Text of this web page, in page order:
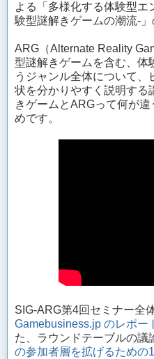
よる「多様化する体験型エ
験型謎解きゲームの潮流-
ARG（Alternate Reality
型謎解きゲームを含む、体
うジャンル全体について、
状を分かりやすく説明する
きゲームとARGって何が
めです。
SIG-ARG第4回セミナー全
Gamebusiness.jp のレポー
た、ラウンドテーブルの議
の参加者層を拡げるための